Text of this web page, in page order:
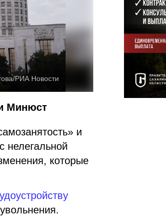
РИА Новости
Минюст
и
нелегальной
которые